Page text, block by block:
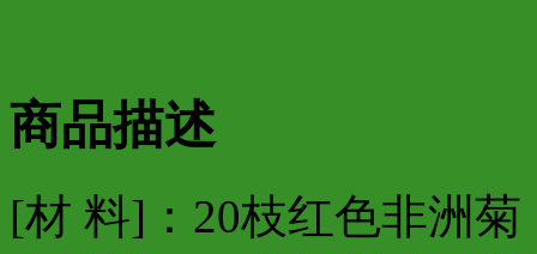
商品描述
[材 料]：20枝红色非洲菊